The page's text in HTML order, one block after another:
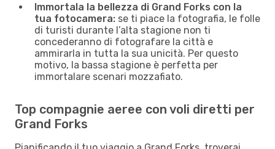
Immortala la bellezza di Grand Forks con la
tua fotocamera: se ti piace la fotografia, le folle
di turisti durante l’alta stagione non ti
concederanno di fotografare la città e
ammirarla in tutta la sua unicità. Per questo
motivo, la bassa stagione è perfetta per
immortalare scenari mozzafiato.
Top compagnie aeree con voli diretti per
Grand Forks